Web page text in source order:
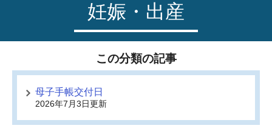
妊娠・出産
この分類の記事
母子手帳交付日
2026年7月3日更新